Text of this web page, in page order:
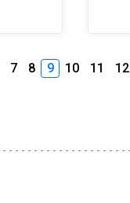
7 8 9 10 11 12